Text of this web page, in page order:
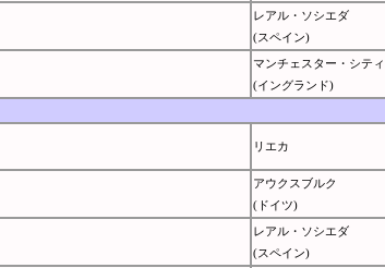
レアル・ソシエダ
(スペイン)
マンチェスター・シティ
(イングランド)
リエカ
アウクスブルク
(ドイツ)
レアル・ソシエダ
(スペイン)